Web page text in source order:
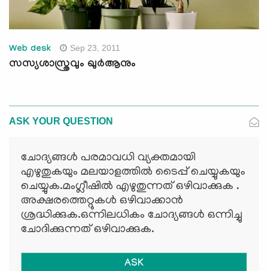
Web desk Sep 23, 2011
സസ്യശാസ്ത്രവും ഖുര്‍ആനും
ASK YOUR QUESTION
ചോദ്യങ്ങള്‍ പരമാവധി വ്യക്തമായി
എഴുതുകയും മലയാളത്തില്‍ ടൈപ്പ് ചെയ്യുകയും
ചെയ്യുക.മംഗ്ലീഷില്‍ എഴുതുന്നത് ഒഴിവാക്കുക .
അക്ഷരത്തെറ്റുകള്‍ ഒഴിവാക്കാന്‍
ശ്രദ്ധിക്കുക.ഒന്നിലധികം ചോദ്യങ്ങള്‍ ഒന്നിച്ചു
ചോദിക്കുന്നത് ഒഴിവാക്കുക.
ASK